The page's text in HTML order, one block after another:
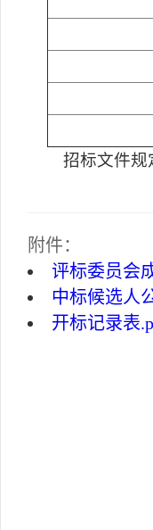
招标文件规定
附件：
评标委员会
中标候选人
开标记录表